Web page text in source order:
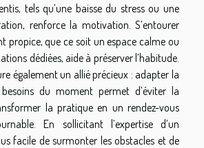
tels qu’une baisse du stress ou une
renforce la motivation. S’entourer
propice, que ce soit un espace calme ou
dédiées, aide à préserver l’habitude.
également un allié précieux : adapter la
du moment permet d’éviter la
la pratique en un rendez-vous
En sollicitant l’expertise d’un
facile de surmonter les obstacles et de